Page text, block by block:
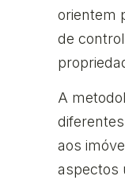
orientem
de
A
aos
aspectos